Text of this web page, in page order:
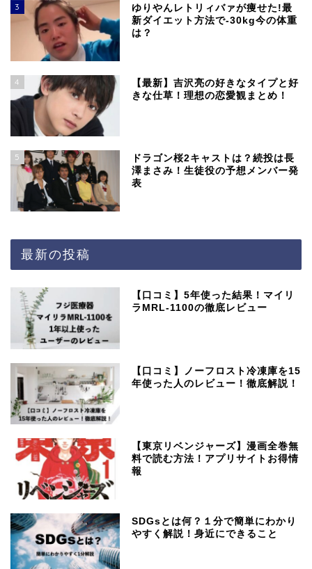
3
ゆりやんレトリィバァが痩せた!最
新ダイエット方法で-30kg今の体重
は？
4
【最新】吉沢亮の好きなタイプと好
きな仕草！理想の恋愛観まとめ！
5
ドラゴン桜2キャストは？続投は長
澤まさみ！生徒役の予想メンバー発
表
最新の投稿
【口コミ】5年使った結果！マイリ
ラMRL-1100の徹底レビュー
【口コミ】ノーフロスト冷凍庫を15
年使った人のレビュー！徹底解説！
【東京リベンジャーズ】漫画全巻無
料で読む方法！アプリサイトお得情
報
SDGsとは何？１分で簡単にわかり
やすく解説！身近にできること